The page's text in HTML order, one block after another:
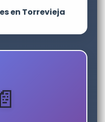
en Torrevieja